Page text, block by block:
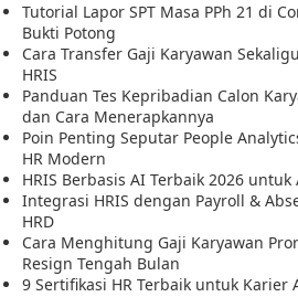
Tutorial Lapor SPT Masa PPh 21 di
Bukti Potong
Cara Transfer Gaji Karyawan
HRIS
Panduan Tes Kepribadian Calon
dan Cara Menerapkannya
Poin Penting Seputar People
HR Modern
HRIS Berbasis AI Terbaik 2026
Integrasi HRIS dengan Payroll &
HRD
Cara Menghitung Gaji Karyawan
Resign Tengah Bulan
9 Sertifikasi HR Terbaik untuk Karier